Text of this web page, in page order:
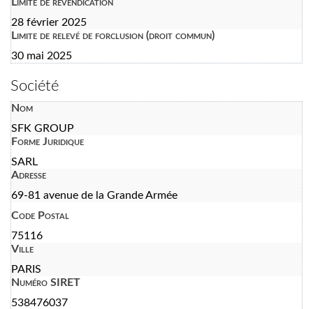
28 février 2025
Limite de relevé de forclusion (droit commun)
30 mai 2025
Société
Nom
SFK GROUP
Forme Juridique
SARL
Adresse
69-81 avenue de la Grande Armée
Code Postal
75116
Ville
PARIS
Numéro SIRET
538476037